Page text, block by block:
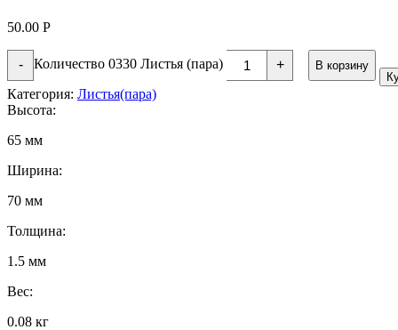
50.00 Р
- Количество 0330 Листья (пара) +
В корзину
Категория: Листья(пара)
Высота:
65 мм
Ширина:
70 мм
Толщина:
1.5 мм
Вес:
0.08 кг